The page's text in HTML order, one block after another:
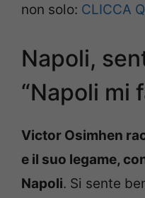
non solo: CLICCA
Napoli,
“Napoli mi
Victor Osimhen
e il suo legame,
Napoli. Si sente